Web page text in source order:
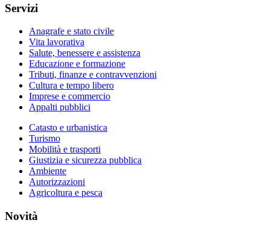
Servizi
Anagrafe e stato civile
Vita lavorativa
Salute, benessere e assistenza
Educazione e formazione
Tributi, finanze e contravvenzioni
Cultura e tempo libero
Imprese e commercio
Appalti pubblici
Catasto e urbanistica
Turismo
Mobilità e trasporti
Giustizia e sicurezza pubblica
Ambiente
Autorizzazioni
Agricoltura e pesca
Novità